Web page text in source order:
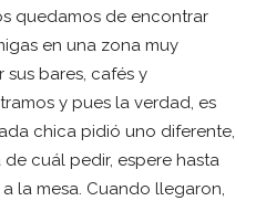
quedamos de encontrar
en una zona muy
bares, cafés y
y pues la verdad, es
chica pidió uno diferente,
cuál pedir, espere hasta
la mesa. Cuando llegaron,